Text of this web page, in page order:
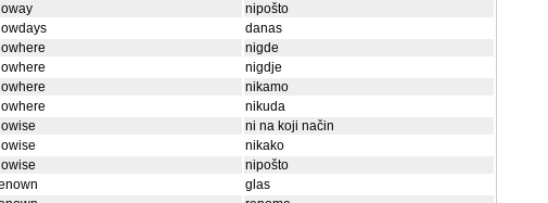
nipošto
danas
nigde
nigdje
nikamo
nikuda
ni na koji način
nikako
nipošto
glas